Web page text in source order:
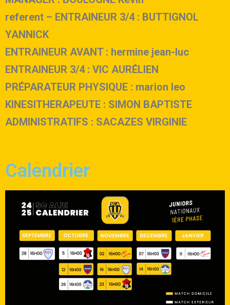
referent – ENTRAINEUR 3/4 : BUTTIGNOL
YANNICK
ENTRAINEUR AVANT : hermine jean-luc
ENTRAINEUR 3/4 : VIC AURÉLIEN
PRÉPARATEUR PHYSIQUE : marion leo
KINESITHERAPEUTE : SIMON BAPTISTE
ADMINISTRATIFS : SACAZES VIRGINIE
Calendrier